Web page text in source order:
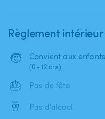
Règlement intérieur
🧒 Convient aux enfants
(0 - 12 ans)
🎂 Pas de fête
🥂 Pas d'alcool